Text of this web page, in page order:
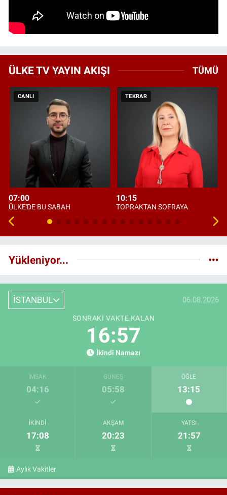
ÜLKE TV YAYIN AKIŞI TÜMÜ
CANLI
07:00
ÜLKE'DE BU SABAH
TEKRAR
10:15
TOPRAKTAN SOFRAYA
Yükleniyor...
İSTANBUL 06.08.2026
SONRAKI VAKTE KALAN
16:56
İkindi Namazı
İMSAK
04:16
GÜNEŞ
05:58
ÖĞLE
13:15
İKINDI
17:08
AKŞAM
20:23
YATSI
21:57
Aylık Vakitler